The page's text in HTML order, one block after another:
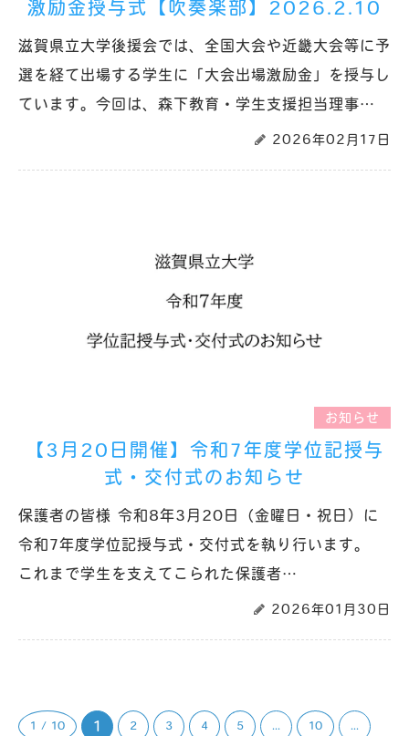
激励金授与式【吹奏楽部】2026.2.10
滋賀県立大学後援会では、全国大会や近畿大会等に予
選を経て出場する学生に「大会出場激励金」を授与し
ています。今回は、森下教育・学生支援担当理事…
2026年02月17日
お知らせ
【3月20日開催】令和7年度学位記授与
式・交付式のお知らせ
保護者の皆様 令和8年3月20日（金曜日・祝日）に
令和7年度学位記授与式・交付式を執り行います。
これまで学生を支えてこられた保護者…
2026年01月30日
1 / 10 1 2 3 4 5 ... 10 ...